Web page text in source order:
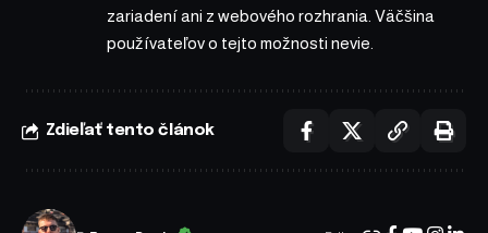
zariadení ani z webového rozhrania. Väčšina
používateľov o tejto možnosti nevie.
Zdieľať tento článok